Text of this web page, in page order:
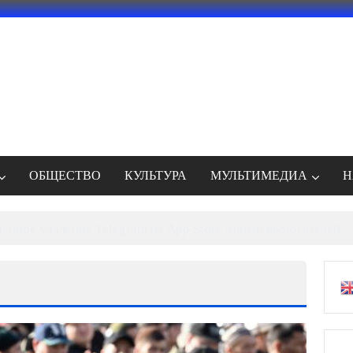
ОБЩЕСТВО КУЛЬТУРА МУЛЬТИМЕДИА